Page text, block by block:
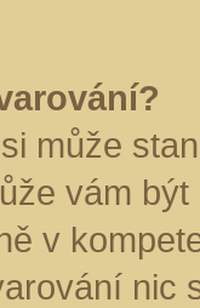
může
vám
v
nic